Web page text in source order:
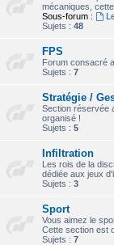
mécaniques,
Sous-forum :
Sujets : 48
FPS
Forum consacré
Sujets : 7
Stratégie /
Section réservée
organisé !
Sujets : 5
Infiltration
Les rois de la
dédiée aux jeux
Sujets : 3
Sport
Vous aimez le
Cette section est
Sujets : 7